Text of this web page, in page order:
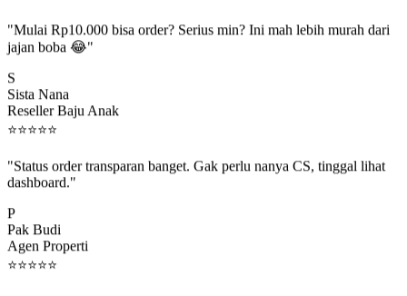
jajan boba 😂"
Sista Nana
Reseller Baju Anak
⭐⭐⭐⭐⭐
dashboard."
Pak Budi
Agen Properti
⭐⭐⭐⭐⭐